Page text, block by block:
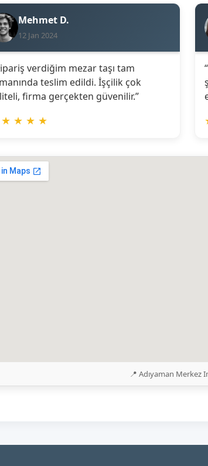
Mehmet D.
12 Jan 2024
verdiğim mezar taşı tam
teslim edildi. İşçilik çok
firma gerçekten güvenilir.”
★ ★ ★ ★
📍 Adıyaman Merkez